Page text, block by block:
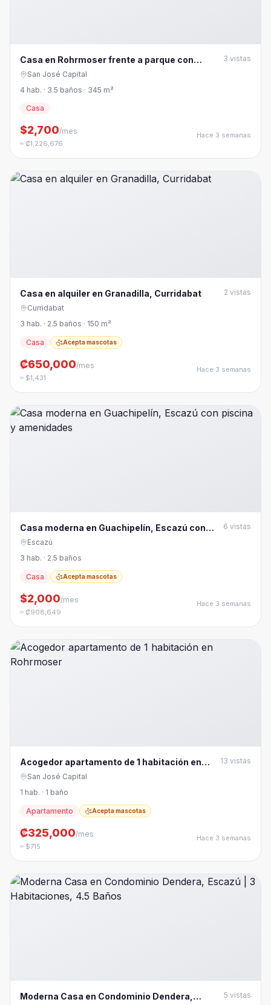
Casa en Rohrmoser frente a parque con
bosque
3 vistas
San José Capital
4 hab. · 3.5 baños · 345 m²
Casa
$2,700/mes
≈ ₡1,226,676
Hace 3 semanas
Casa en alquiler en Granadilla, Curridabat 2 vistas
Curridabat
3 hab. · 2.5 baños · 150 m²
Casa Acepta mascotas
₡650,000/mes
≈ $1,431
Hace 3 semanas
Casa moderna en Guachipelín, Escazú con
piscina y amenidades
6 vistas
Escazú
3 hab. · 2.5 baños
Casa Acepta mascotas
$2,000/mes
≈ ₡908,649
Hace 3 semanas
Acogedor apartamento de 1 habitación en
Rohrmoser
13 vistas
San José Capital
1 hab. · 1 baño
Apartamento Acepta mascotas
₡325,000/mes
≈ $715
Hace 3 semanas
Moderna Casa en Condominio Dendera,
5 vistas